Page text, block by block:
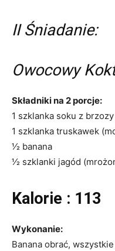
II Śniadanie:
Owocowy
Składniki na 2 porcje:
1 szklanka soku z
1 szklanka truskawek
1⁄2 banana
1⁄2 szklanki jagód
Kalorie : 113
Wykonanie:
Banana obrać,